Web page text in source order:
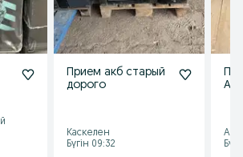
Прием акб старый
дорого
Каскелен
Бүгін 09:32